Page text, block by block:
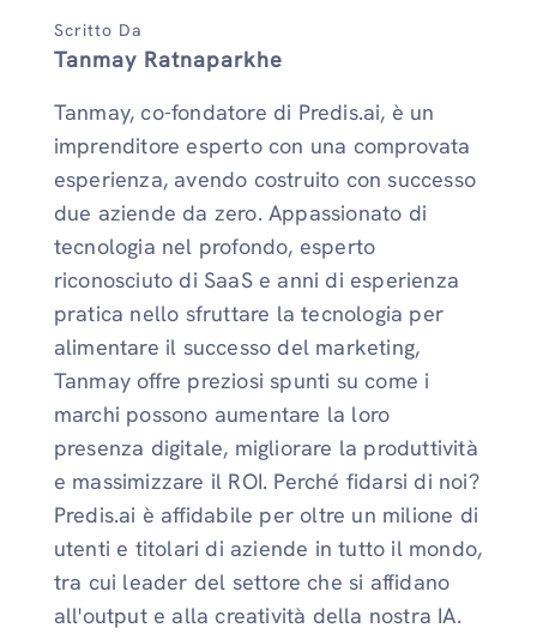
Scritto Da
Tanmay Ratnaparkhe
Tanmay, co-fondatore di Predis.ai, è un
imprenditore esperto con una comprovata
esperienza, avendo costruito con successo
due aziende da zero. Appassionato di
tecnologia nel profondo, esperto
riconosciuto di SaaS e anni di esperienza
pratica nello sfruttare la tecnologia per
alimentare il successo del marketing,
Tanmay offre preziosi spunti su come i
marchi possono aumentare la loro
presenza digitale, migliorare la produttività
e massimizzare il ROI. Perché fidarsi di noi?
Predis.ai è affidabile per oltre un milione di
utenti e titolari di aziende in tutto il mondo,
tra cui leader del settore che si affidano
all'output e alla creatività della nostra IA.